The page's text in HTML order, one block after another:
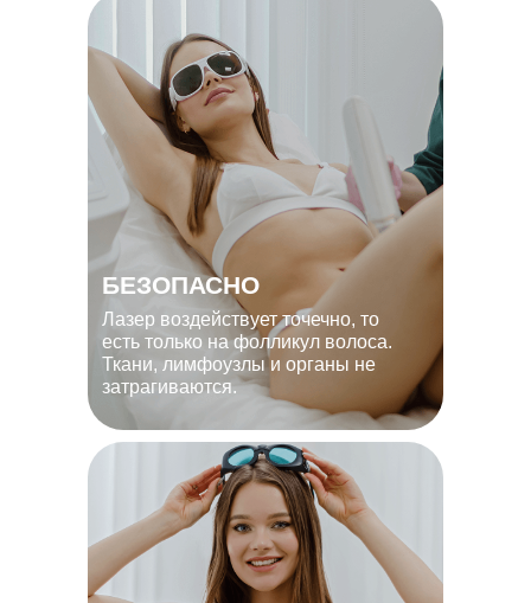
БЕЗОПАСНО
Лазер воздействует точечно, то
есть только на фолликул волоса.
Ткани, лимфоузлы и органы не
затрагиваются.